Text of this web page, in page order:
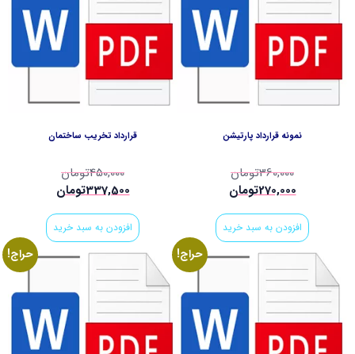
نمونه قرارداد پارتیشن
360,000تومان
270,000تومان
افزودن به سبد خرید
قرارداد تخریب ساختمان
450,000تومان
337,500تومان
افزودن به سبد خرید
حراج! حراج!